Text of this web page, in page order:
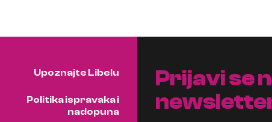
Upoznajte Libelu
Politika ispravaka i
nadopuna
Prijavi se